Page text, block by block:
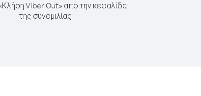
Viber Out» από την κεφαλίδα
της συνομιλίας